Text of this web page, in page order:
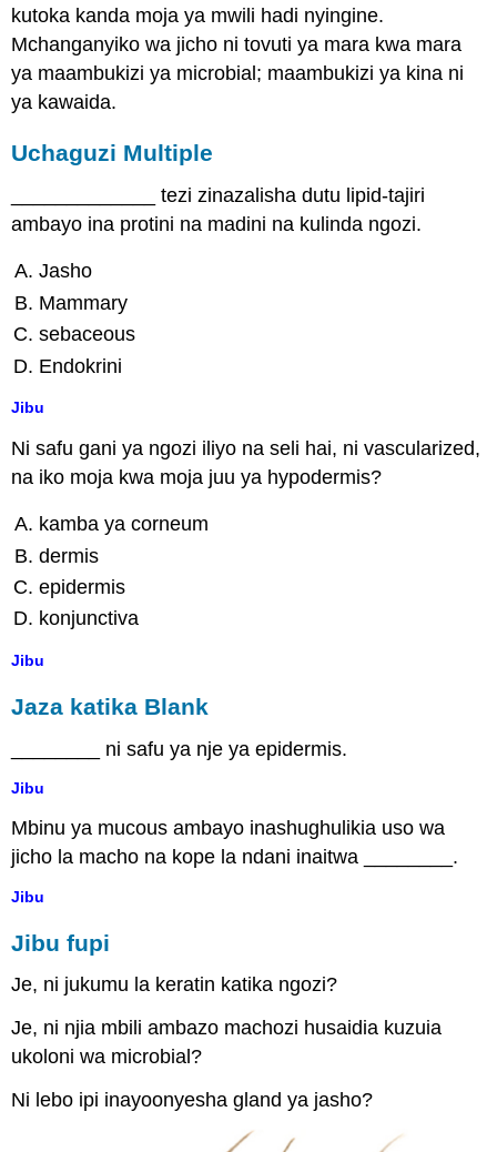
kutoka kanda moja ya mwili hadi nyingine.
Mchanganyiko wa jicho ni tovuti ya mara kwa mara
ya maambukizi ya microbial; maambukizi ya kina ni
ya kawaida.
Uchaguzi Multiple
_____________ tezi zinazalisha dutu lipid-tajiri
ambayo ina protini na madini na kulinda ngozi.
Jasho
Mammary
sebaceous
Endokrini
Jibu
Ni safu gani ya ngozi iliyo na seli hai, ni vascularized,
na iko moja kwa moja juu ya hypodermis?
kamba ya corneum
dermis
epidermis
konjunctiva
Jibu
Jaza katika Blank
________ ni safu ya nje ya epidermis.
Jibu
Mbinu ya mucous ambayo inashughulikia uso wa
jicho la macho na kope la ndani inaitwa ________.
Jibu
Jibu fupi
Je, ni jukumu la keratin katika ngozi?
Je, ni njia mbili ambazo machozi husaidia kuzuia
ukoloni wa microbial?
Ni lebo ipi inayoonyesha gland ya jasho?